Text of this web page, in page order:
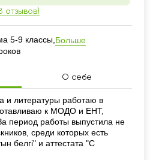
отзывов)
5-9 классы, Больше
О себе
и литературы работаю в
к МОДО и ЕНТ,
период работы выпустила не
среди которых есть
белгi" и аттестата "С